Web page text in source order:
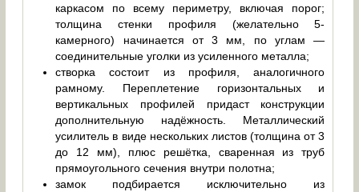
каркасом по всему периметру, включая порог;
толщина стенки профиля (желательно 5-
камерного) начинается от 3 мм, по углам —
соединительные уголки из усиленного металла;
створка состоит из профиля, аналогичного
рамному. Переплетение горизонтальных и
вертикальных профилей придаст конструкции
дополнительную надёжность. Металлический
усилитель в виде нескольких листов (толщина от 3
до 12 мм), плюс решётка, сваренная из труб
прямоугольного сечения внутри полотна;
замок подбирается исключительно из